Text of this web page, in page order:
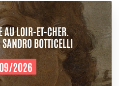
AU LOIR-ET-CHER.
BOTTICELLI
2026